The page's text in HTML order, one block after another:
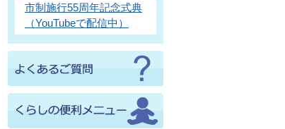
市制施行55周年記念式典
（YouTubeで配信中）